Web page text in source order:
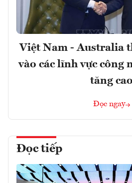
Việt Nam - Australia
vào các lĩnh vực công
tăng cao
Đọc ngay
Đọc tiếp